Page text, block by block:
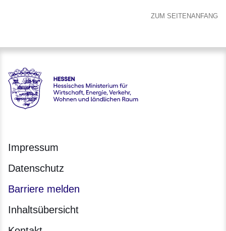
ZUM SEITENANFANG
karriere.justiz - Hessisches Ministerium der Justiz und für
Impressum
Datenschutz
Barriere melden
Inhaltsübersicht